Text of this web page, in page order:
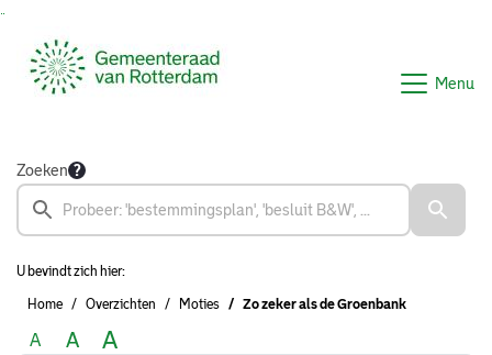
Menu
Zoeken
U bevindt zich hier:
Home Overzichten Moties Zo zeker als de Groenbank
A A A